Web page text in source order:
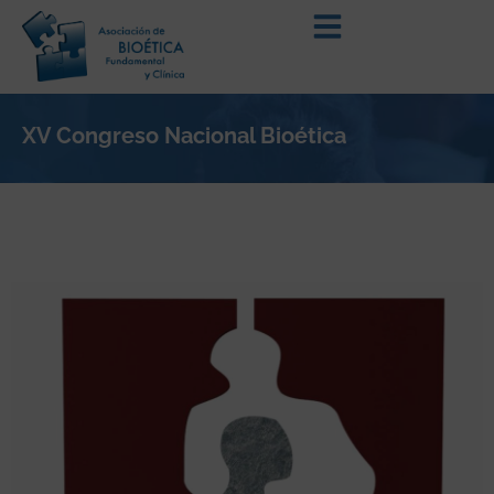
XV Congreso Nacional Bioética